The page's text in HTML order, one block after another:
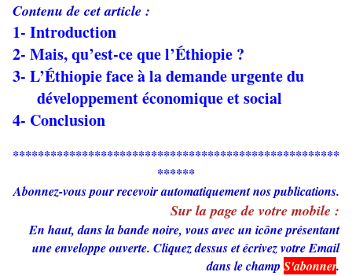
Contenu de cet article :
1- Introduction
2- Mais, qu’est-ce que l’Éthiopie ?
3- L’Éthiopie face à la demande urgente du
développement économique et social
4- Conclusion
****************************************************
******
Abonnez-vous pour recevoir automatiquement nos publications.
Sur la page de votre mobile :
En haut, dans la bande noire, vous avec un icône présentant
une enveloppe ouverte. Cliquez dessus et écrivez votre Email
dans le champ S'abonner.